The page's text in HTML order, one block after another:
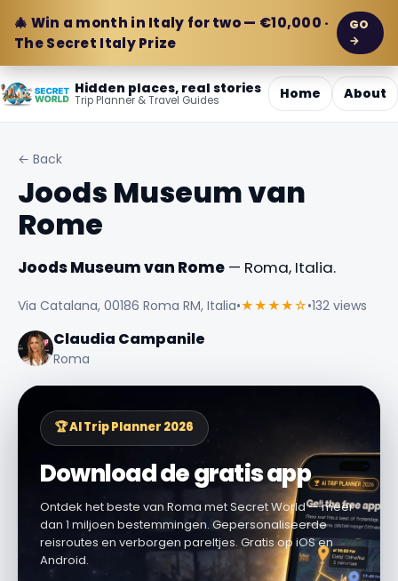
🎄 Win a month in Italy for two — €10,000 ·
The Secret Italy Prize
GO
→
Hidden places, real stories
Trip Planner & Travel Guides Home About
← Back
Joods Museum van
Rome
Joods Museum van Rome — Roma, Italia.
Via Catalana, 00186 Roma RM, Italia•★★★★☆•132 views
Claudia Campanile
Roma
🏆 AI Trip Planner 2026
Download de gratis app
Ontdek het beste van Roma met Secret World — meer
dan 1 miljoen bestemmingen. Gepersonaliseerde
reisroutes en verborgen pareltjes. Gratis op iOS en
Android.